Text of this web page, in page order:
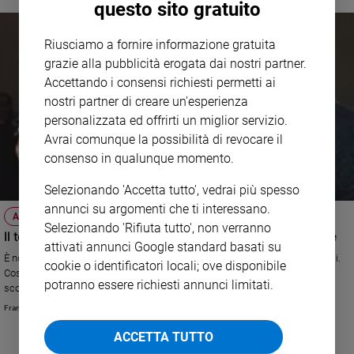
e
Adolescenza
Bioetica
Vai
Riflessioni
Foto
Video
Privacy
AZIENDE FAMILIARI
Il testamento di Caprotti, la coerenza di un imprenditore
È nota la difficoltà di trasferire l’impresa familiare alle generazioni dei figli.
Così è stato per Bernardo Caprotti, il patron dell'Esselunga recentemente
scomparso. La storia della sua famiglia ci mostra che “pensare per
generazioni” vuol dire preoccuparsi del futuro, ed è l’unico atteggiamento
serio nei confronti della vita
Francesco Belletti
questo sito gratuito
Riusciamo a fornire informazione gratuita
grazie alla pubblicità erogata dai nostri partner.
Accettando i consensi richiesti permetti ai
nostri partner di creare un'esperienza
personalizzata ed offrirti un miglior servizio.
Avrai comunque la possibilità di revocare il
consenso in qualunque momento.
Selezionando 'Accetta tutto', vedrai più spesso
annunci su argomenti che ti interessano.
Selezionando 'Rifiuta tutto', non verranno
attivati annunci Google standard basati su
cookie o identificatori locali; ove disponibile
potranno essere richiesti annunci limitati.
ACCETTA TUTTO